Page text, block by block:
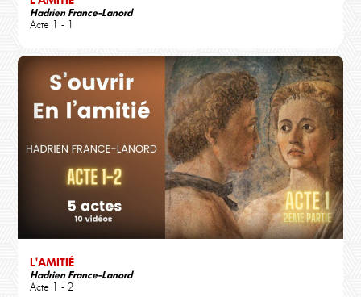
Hadrien France-Lanord
Acte 1 - 1
L'AMITIÉ
Hadrien France-Lanord
Acte 1 - 2